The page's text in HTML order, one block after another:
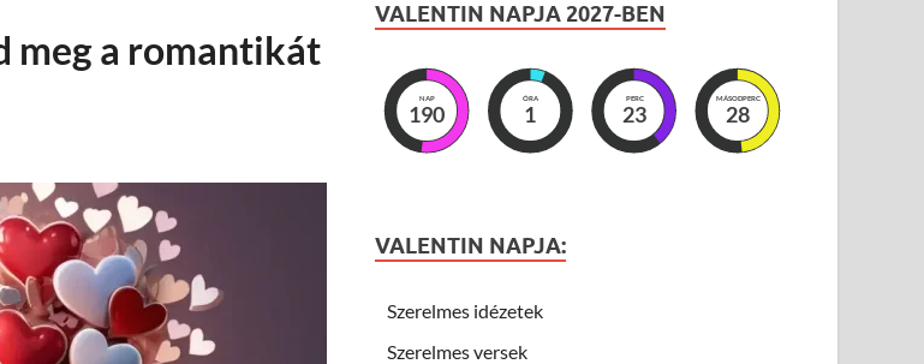
meg a romantikát
VALENTIN NAPJA 2027-BEN
NAP
190
ÓRA
1
PERC
23
MÁSODPERC
27
VALENTIN NAPJA:
Szerelmes idézetek
Szerelmes versek